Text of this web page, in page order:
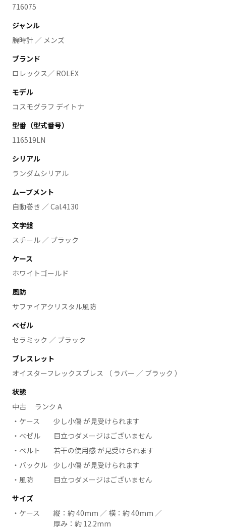
716075
ジャンル
腕時計 ／ メンズ
ブランド
ロレックス／ ROLEX
モデル
コスモグラフ デイトナ
型番（型式番号）
116519LN
シリアル
ランダムシリアル
ムーブメント
自動巻き ／ Cal.4130
文字盤
スチール ／ ブラック
ケース
ホワイトゴールド
風防
サファイアクリスタル風防
ベゼル
セラミック ／ ブラック
ブレスレット
オイスターフレックスブレス （ ラバー ／ ブラック ）
状態
中古 ランク A
ケース
少し小傷 が見受けられます
ベゼル
目立つダメージはございません
ベルト
若干の使用感 が見受けられます
バックル 少し小傷 が見受けられます
風防
目立つダメージはございません
サイズ
ケース
縦：約 40mm ／ 横：約 40mm ／
厚み：約 12.2mm